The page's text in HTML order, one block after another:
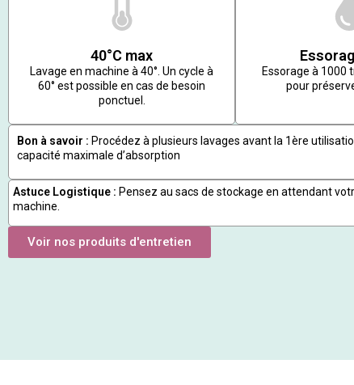
40°C max
Lavage en machine à 40°. Un cycle à
60° est possible en cas de besoin
ponctuel.
Essorage à
pour
Bon à savoir : Procédez à plusieurs lavages avant la 1ère
capacité maximale d’absorption
Astuce Logistique : Pensez au sacs de stockage en attendant
machine.
Voir nos produits d'entretien